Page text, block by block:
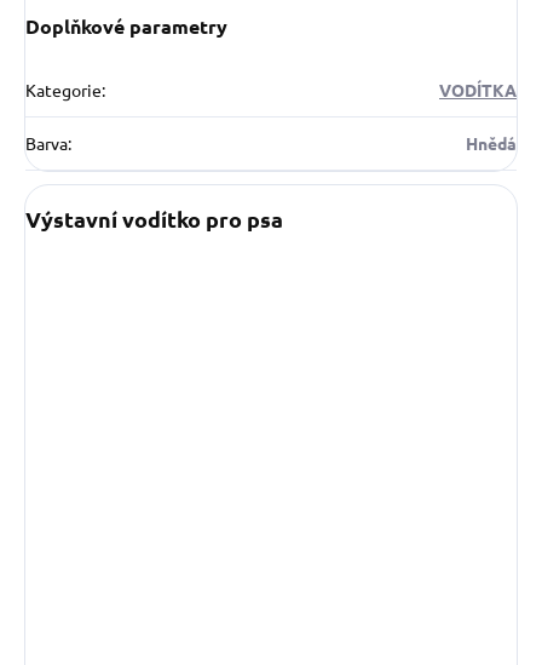
Doplňkové parametry
Kategorie: VODÍTKA
Barva: Hnědá
Výstavní vodítko pro psa